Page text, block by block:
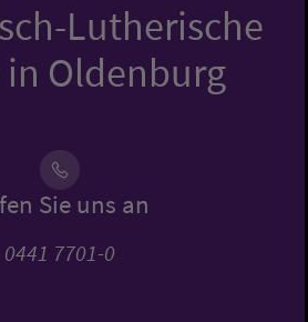
Lutherische
in Oldenburg
Sie uns an
0441 7701-0